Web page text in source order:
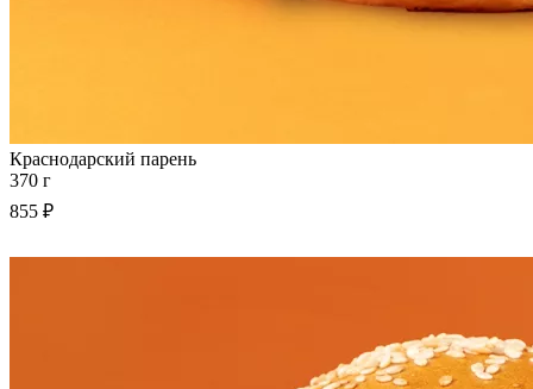
Краснодарский парень
370 г
855 ₽